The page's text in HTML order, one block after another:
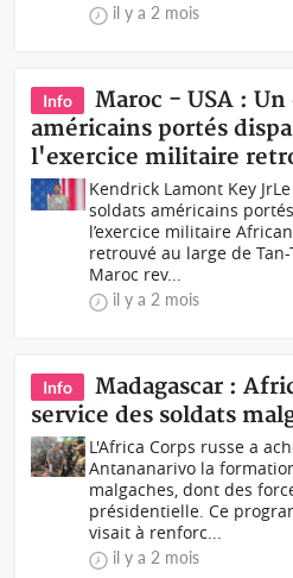
il y a 2 mois
Info
Maroc - USA :
américains portés
l'exercice militaire
Kendrick Lamont Key
soldats américains
l’exercice militaire
retrouvé au large de
Maroc rev...
il y a 2 mois
Info
Madagascar :
service des soldats
L'Africa Corps russe a
Antananarivo la
malgaches, dont des
présidentielle. Ce
visait à renforc...
il y a 2 mois